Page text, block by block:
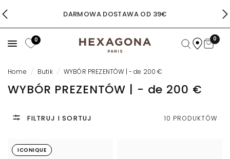
DARMOWA DOSTAWA OD 39€
0 0
Home / Butik / WYBÓR PREZENTÓW | - de 200 €
WYBÓR PREZENTÓW | - de 200 €
FILTRUJ I SORTUJ 10 PRODUKTÓW
ICONIQUE